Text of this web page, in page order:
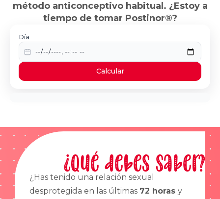
método anticonceptivo habitual. ¿Estoy a
tiempo de tomar Postinor®?
Día
Calcular
¿Qué debes saber?
¿Has tenido una relación sexual
desprotegida en las últimas 72 horas y